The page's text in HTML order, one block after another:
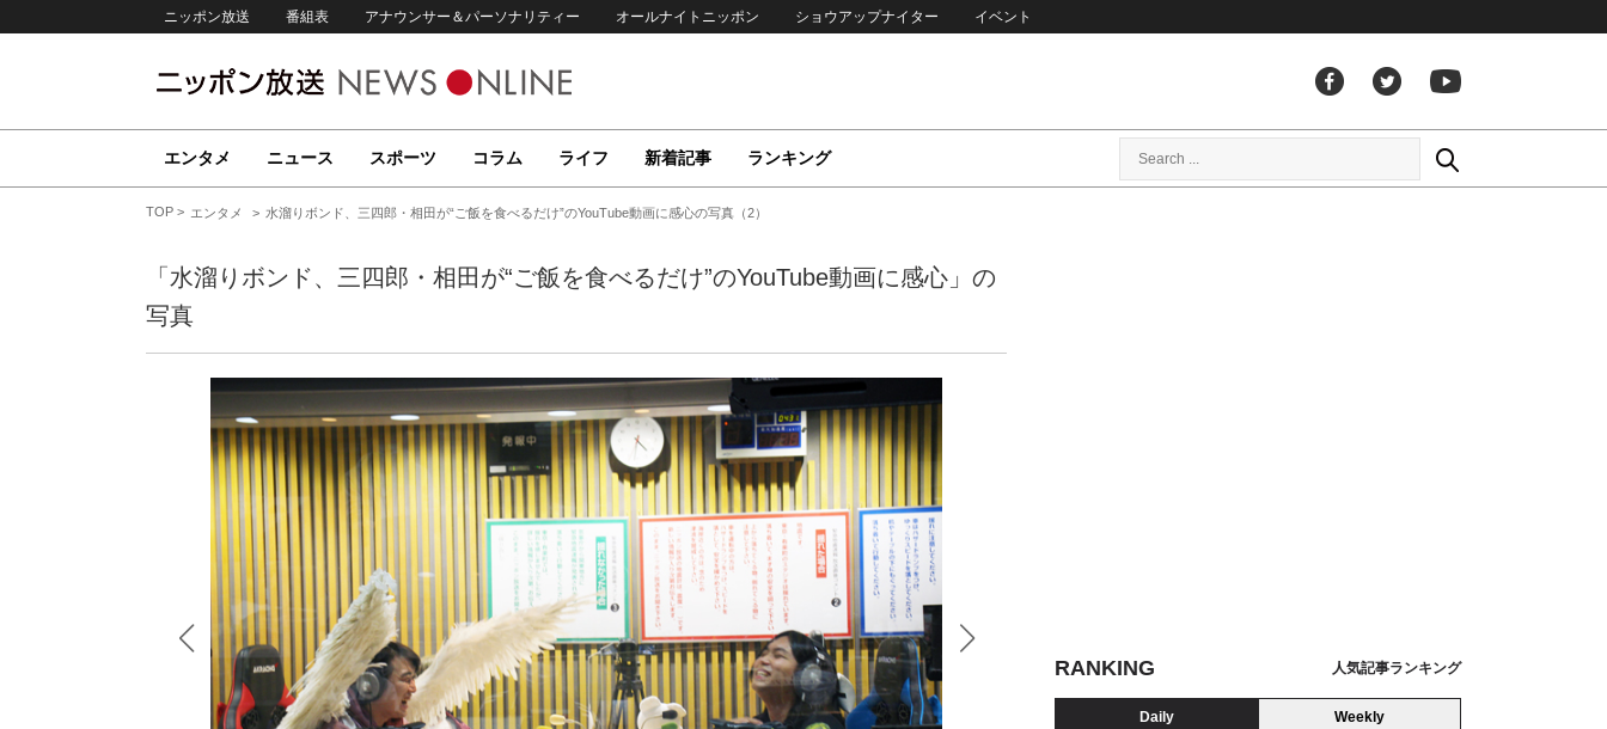
ニッポン放送 番組表 アナウンサー＆パーソナリティー オールナイトニッポン ショウアップナイター イベント
エンタメ ニュース スポーツ コラム ライフ 新着記事 ランキング
TOP エンタメ 水溜りボンド、三四郎・相田が“ご飯を食べるだけ”のYouTube動画に感心の写真（2）
「水溜りボンド、三四郎・相田が“ご飯を食べるだけ”のYouTube動画に感心」の
写真
RANKING 人気記事ランキング
Daily Weekly